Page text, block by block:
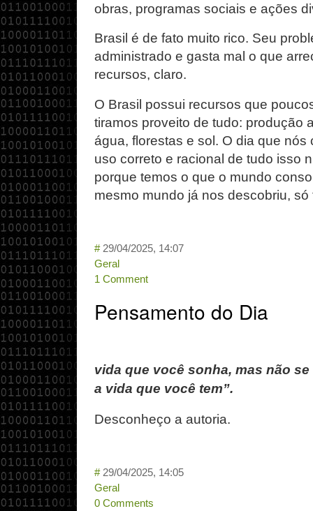
obras, programas sociais e ações
Brasil é de fato muito rico. Seu
administrado e gasta mal o que
recursos, claro.
O Brasil possui recursos que
tiramos proveito de tudo: produção
água, florestas e sol. O dia que
uso correto e racional de tudo isso
porque temos o que o mundo
mesmo mundo já nos descobriu,
# 29/04/2025, 14:07
Geral
1 Comment
Pensamento do Dia
vida que você sonha, mas não
a vida que você tem”.
Desconheço a autoria.
# 29/04/2025, 14:05
Geral
0 Comments